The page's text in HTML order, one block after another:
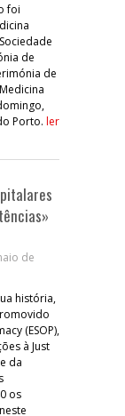
foi
de
de
Porto. ler
de
história,
(ESOP),
à Just
da
os